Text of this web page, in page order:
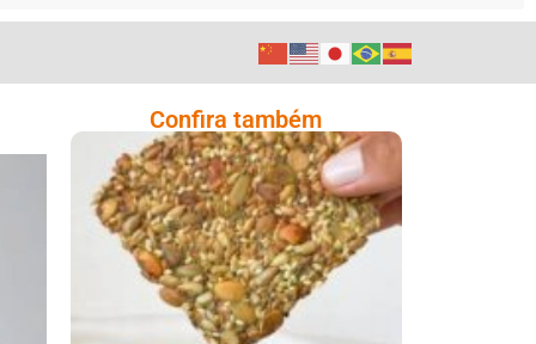
Confira também
Comer Bem: Cracker
De Sementes